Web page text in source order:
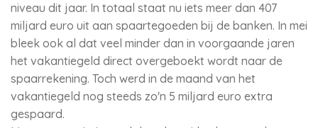
niveau dit jaar. In totaal staat nu iets meer dan 407
miljard euro uit aan spaartegoeden bij de banken. In mei
bleek ook al dat veel minder dan in voorgaande jaren
het vakantiegeld direct overgeboekt wordt naar de
spaarrekening. Toch werd in de maand van het
vakantiegeld nog steeds zo'n 5 miljard euro extra
gespaard.